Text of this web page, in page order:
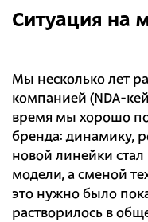
Ситуация на
Мы несколько лет
компанией (NDA-
время мы хорошо
бренда: динамику,
новой линейки
модели, а сменой
это нужно было
растворилось в